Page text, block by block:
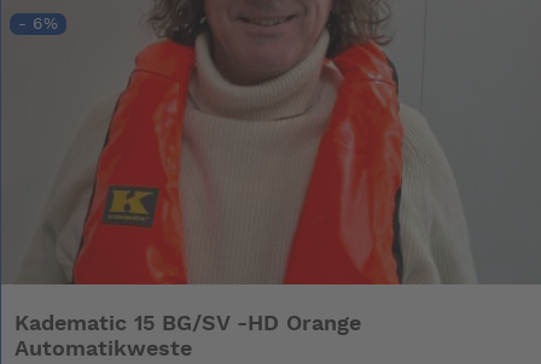
- 6%
Kadematic 15 BG/SV -HD Orange
Automatikweste